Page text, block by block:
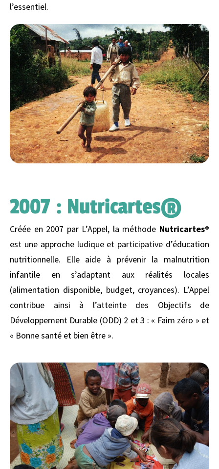
l’essentiel.
2007 : Nutricartes®
Créée en 2007 par L’Appel, la méthode Nutricartes®
est une approche ludique et participative d’éducation
nutritionnelle. Elle aide à prévenir la malnutrition
infantile en s’adaptant aux réalités locales
(alimentation disponible, budget, croyances). L’Appel
contribue ainsi à l’atteinte des Objectifs de
Développement Durable (ODD) 2 et 3 : « Faim zéro » et
« Bonne santé et bien être ».